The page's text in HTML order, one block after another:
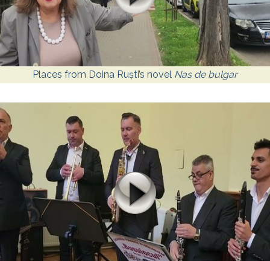
Places from Doina Ruști’s novel Nas de bulgar